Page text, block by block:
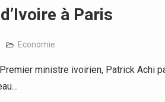
à Paris
Economie
ministre ivoirien, Patrick Achi